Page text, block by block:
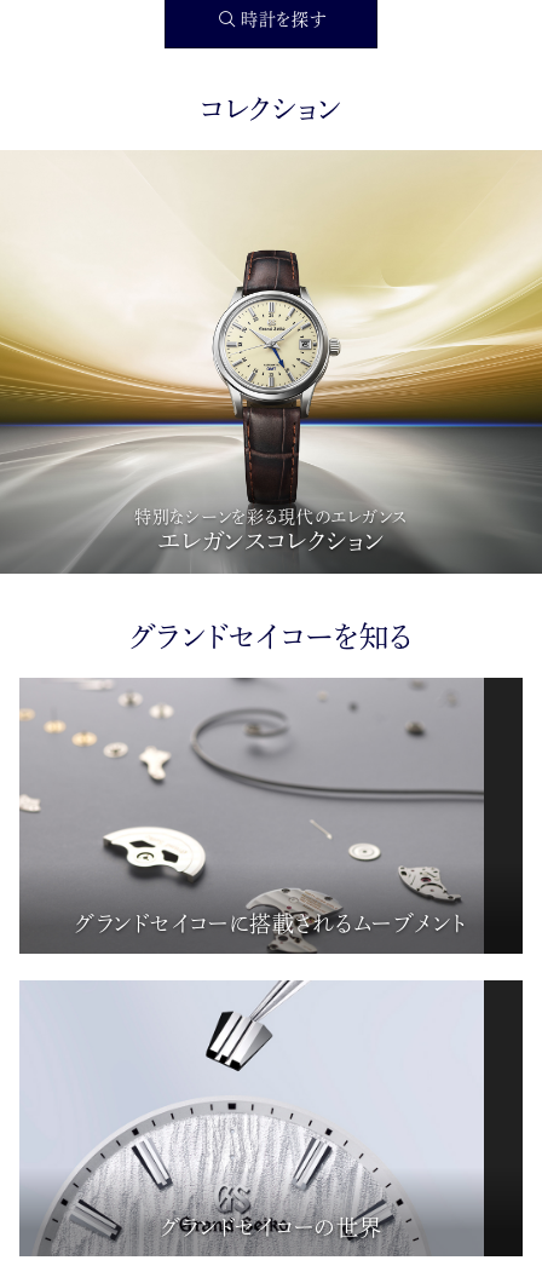
時計を探す
コレクション
特別なシーンを彩る現代のエレガンス
エレガンスコレクション
グランドセイコーを知る
グランドセイコーに搭載されるムーブメント
グランドセイコーの世界